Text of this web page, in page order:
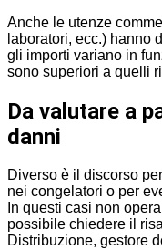
Anche le utenze
laboratori, ecc.) hanno
gli importi variano in
sono superiori a quelli
Da valutare a
danni
Diverso è il discorso
nei congelatori o per
In questi casi non
possibile chiedere il
Distribuzione, gestore